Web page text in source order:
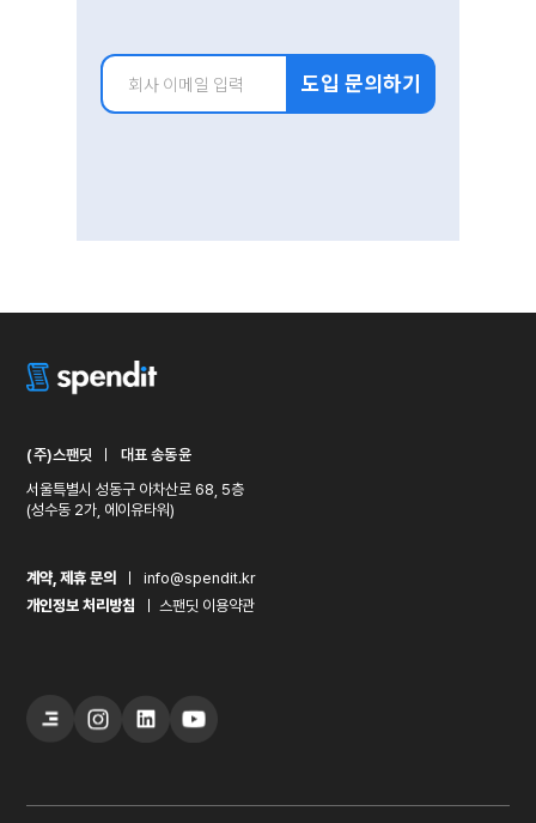
(주)스팬딧
대표 송동윤
서울특별시 성동구 아차산로 68, 5층
(성수동 2가, 에이유타워)
계약, 제휴 문의 ㅣinfo@spendit.kr
개인정보 처리방침
ㅣ스팬딧 이용약관